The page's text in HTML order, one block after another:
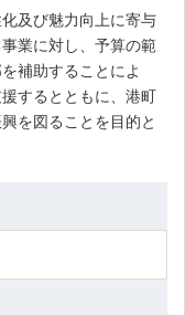
及び魅力向上に寄与
業に対し、予算の範
補助することによ
するとともに、港町
を図ることを目的と